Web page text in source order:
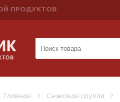
ПРОДУКТОВ
Главная Снэковая группа